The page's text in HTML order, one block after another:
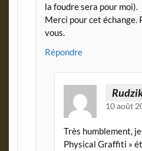
la foudre sera pour moi).
Merci pour cet échange.
vous.
Répondre
10 août
Très humblement,
Physical Graffiti »